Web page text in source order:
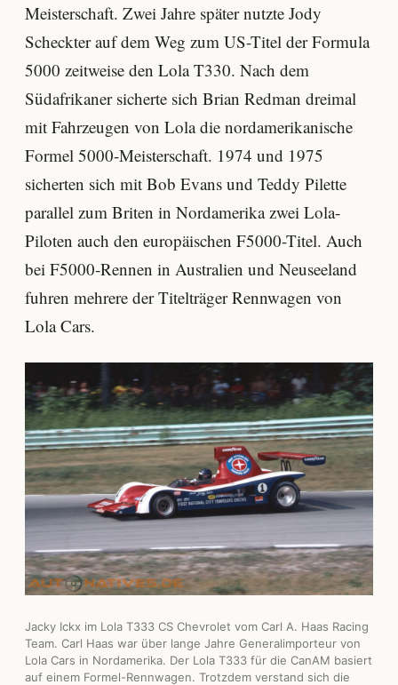
Meisterschaft. Zwei Jahre später nutzte Jody
Scheckter auf dem Weg zum US-Titel der Formula
5000 zeitweise den Lola T330. Nach dem
Südafrikaner sicherte sich Brian Redman dreimal
mit Fahrzeugen von Lola die nordamerikanische
Formel 5000-Meisterschaft. 1974 und 1975
sicherten sich mit Bob Evans und Teddy Pilette
parallel zum Briten in Nordamerika zwei Lola-
Piloten auch den europäischen F5000-Titel. Auch
bei F5000-Rennen in Australien und Neuseeland
fuhren mehrere der Titelträger Rennwagen von
Lola Cars.
Jacky Ickx im Lola T333 CS Chevrolet vom Carl A. Haas Racing
Team. Carl Haas war über lange Jahre Generalimporteur von
Lola Cars in Nordamerika. Der Lola T333 für die CanAM basiert
auf einem Formel-Rennwagen. Trotzdem verstand sich die